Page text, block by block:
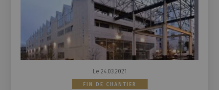
Le 24.03.2021
FIN DE CHANTIER